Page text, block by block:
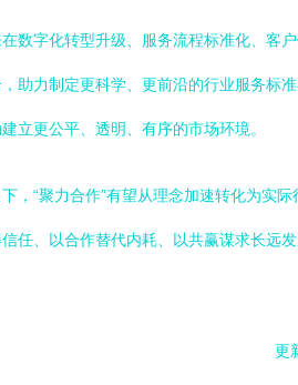
数字化转型升级、服务流程标准化、客
助力制定更科学、更前沿的行业服务
立更公平、透明、有序的市场环境。
，“聚力合作”有望从理念加速转化为实
任、以合作替代内耗、以共赢谋求长远
更